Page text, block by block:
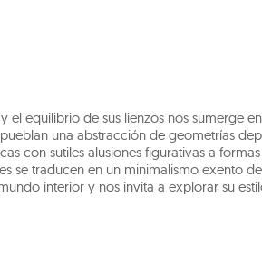
el equilibrio de sus lienzos nos sumerge
una abstracción de geometrías
con sutiles alusiones figurativas a
se traducen en un minimalismo exento
interior y nos invita a explorar su